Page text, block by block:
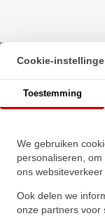
Beginpagina·
Zeskanttapbout
Onbehandeld
Cookie-
Toestemming
We gebruiken
personaliseren,
ons websiteverkeer
Ook delen we
onze partners voor
931